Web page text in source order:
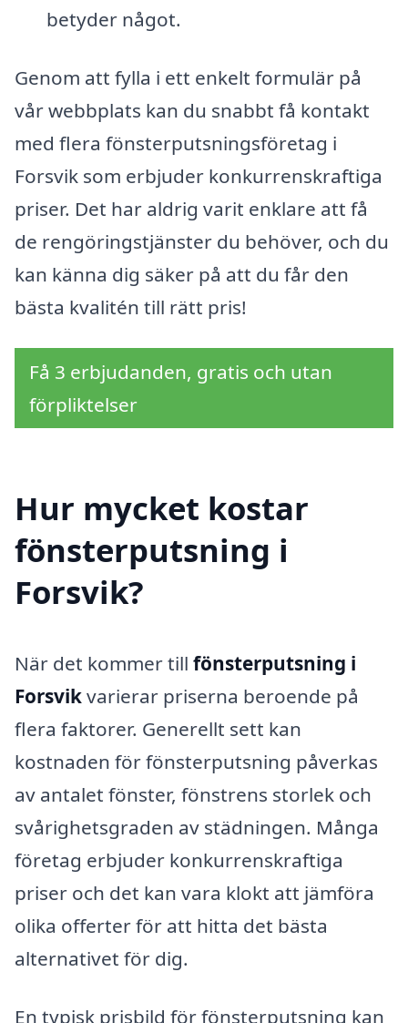
betyder något.
Genom att fylla i ett enkelt formulär på
vår webbplats kan du snabbt få kontakt
med flera fönsterputsningsföretag i
Forsvik som erbjuder konkurrenskraftiga
priser. Det har aldrig varit enklare att få
de rengöringstjänster du behöver, och du
kan känna dig säker på att du får den
bästa kvalitén till rätt pris!
Få 3 erbjudanden, gratis och utan
förpliktelser
Hur mycket kostar
fönsterputsning i
Forsvik?
När det kommer till fönsterputsning i
Forsvikvarierar priserna beroende på
flera faktorer. Generellt sett kan
kostnaden för fönsterputsning påverkas
av antalet fönster, fönstrens storlek och
svårighetsgraden av städningen. Många
företag erbjuder konkurrenskraftiga
priser och det kan vara klokt att jämföra
olika offerter för att hitta det bästa
alternativet för dig.
En typisk prisbild för fönsterputsning kan